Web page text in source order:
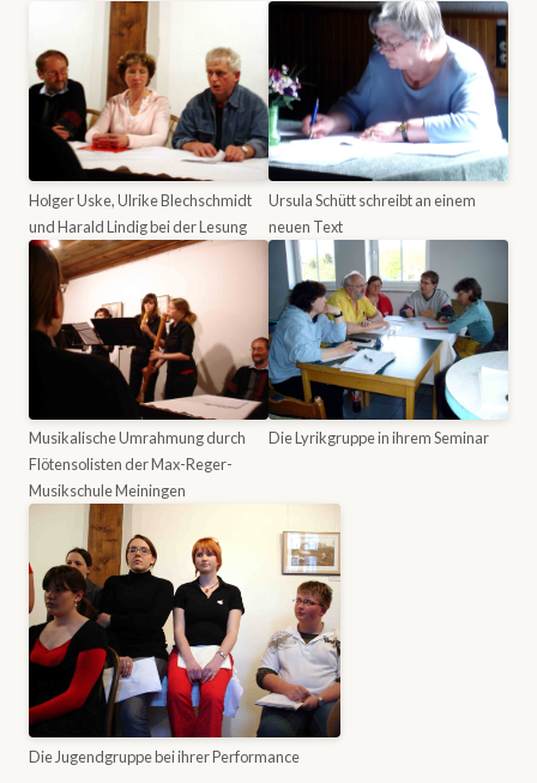
Holger Uske, Ulrike Blechschmidt
und Harald Lindig bei der Lesung
Ursula Schütt schreibt an einem
neuen Text
Musikalische Umrahmung durch
Flötensolisten der Max-Reger-
Musikschule Meiningen
Die Lyrikgruppe in ihrem Seminar
Die Jugendgruppe bei ihrer Performance